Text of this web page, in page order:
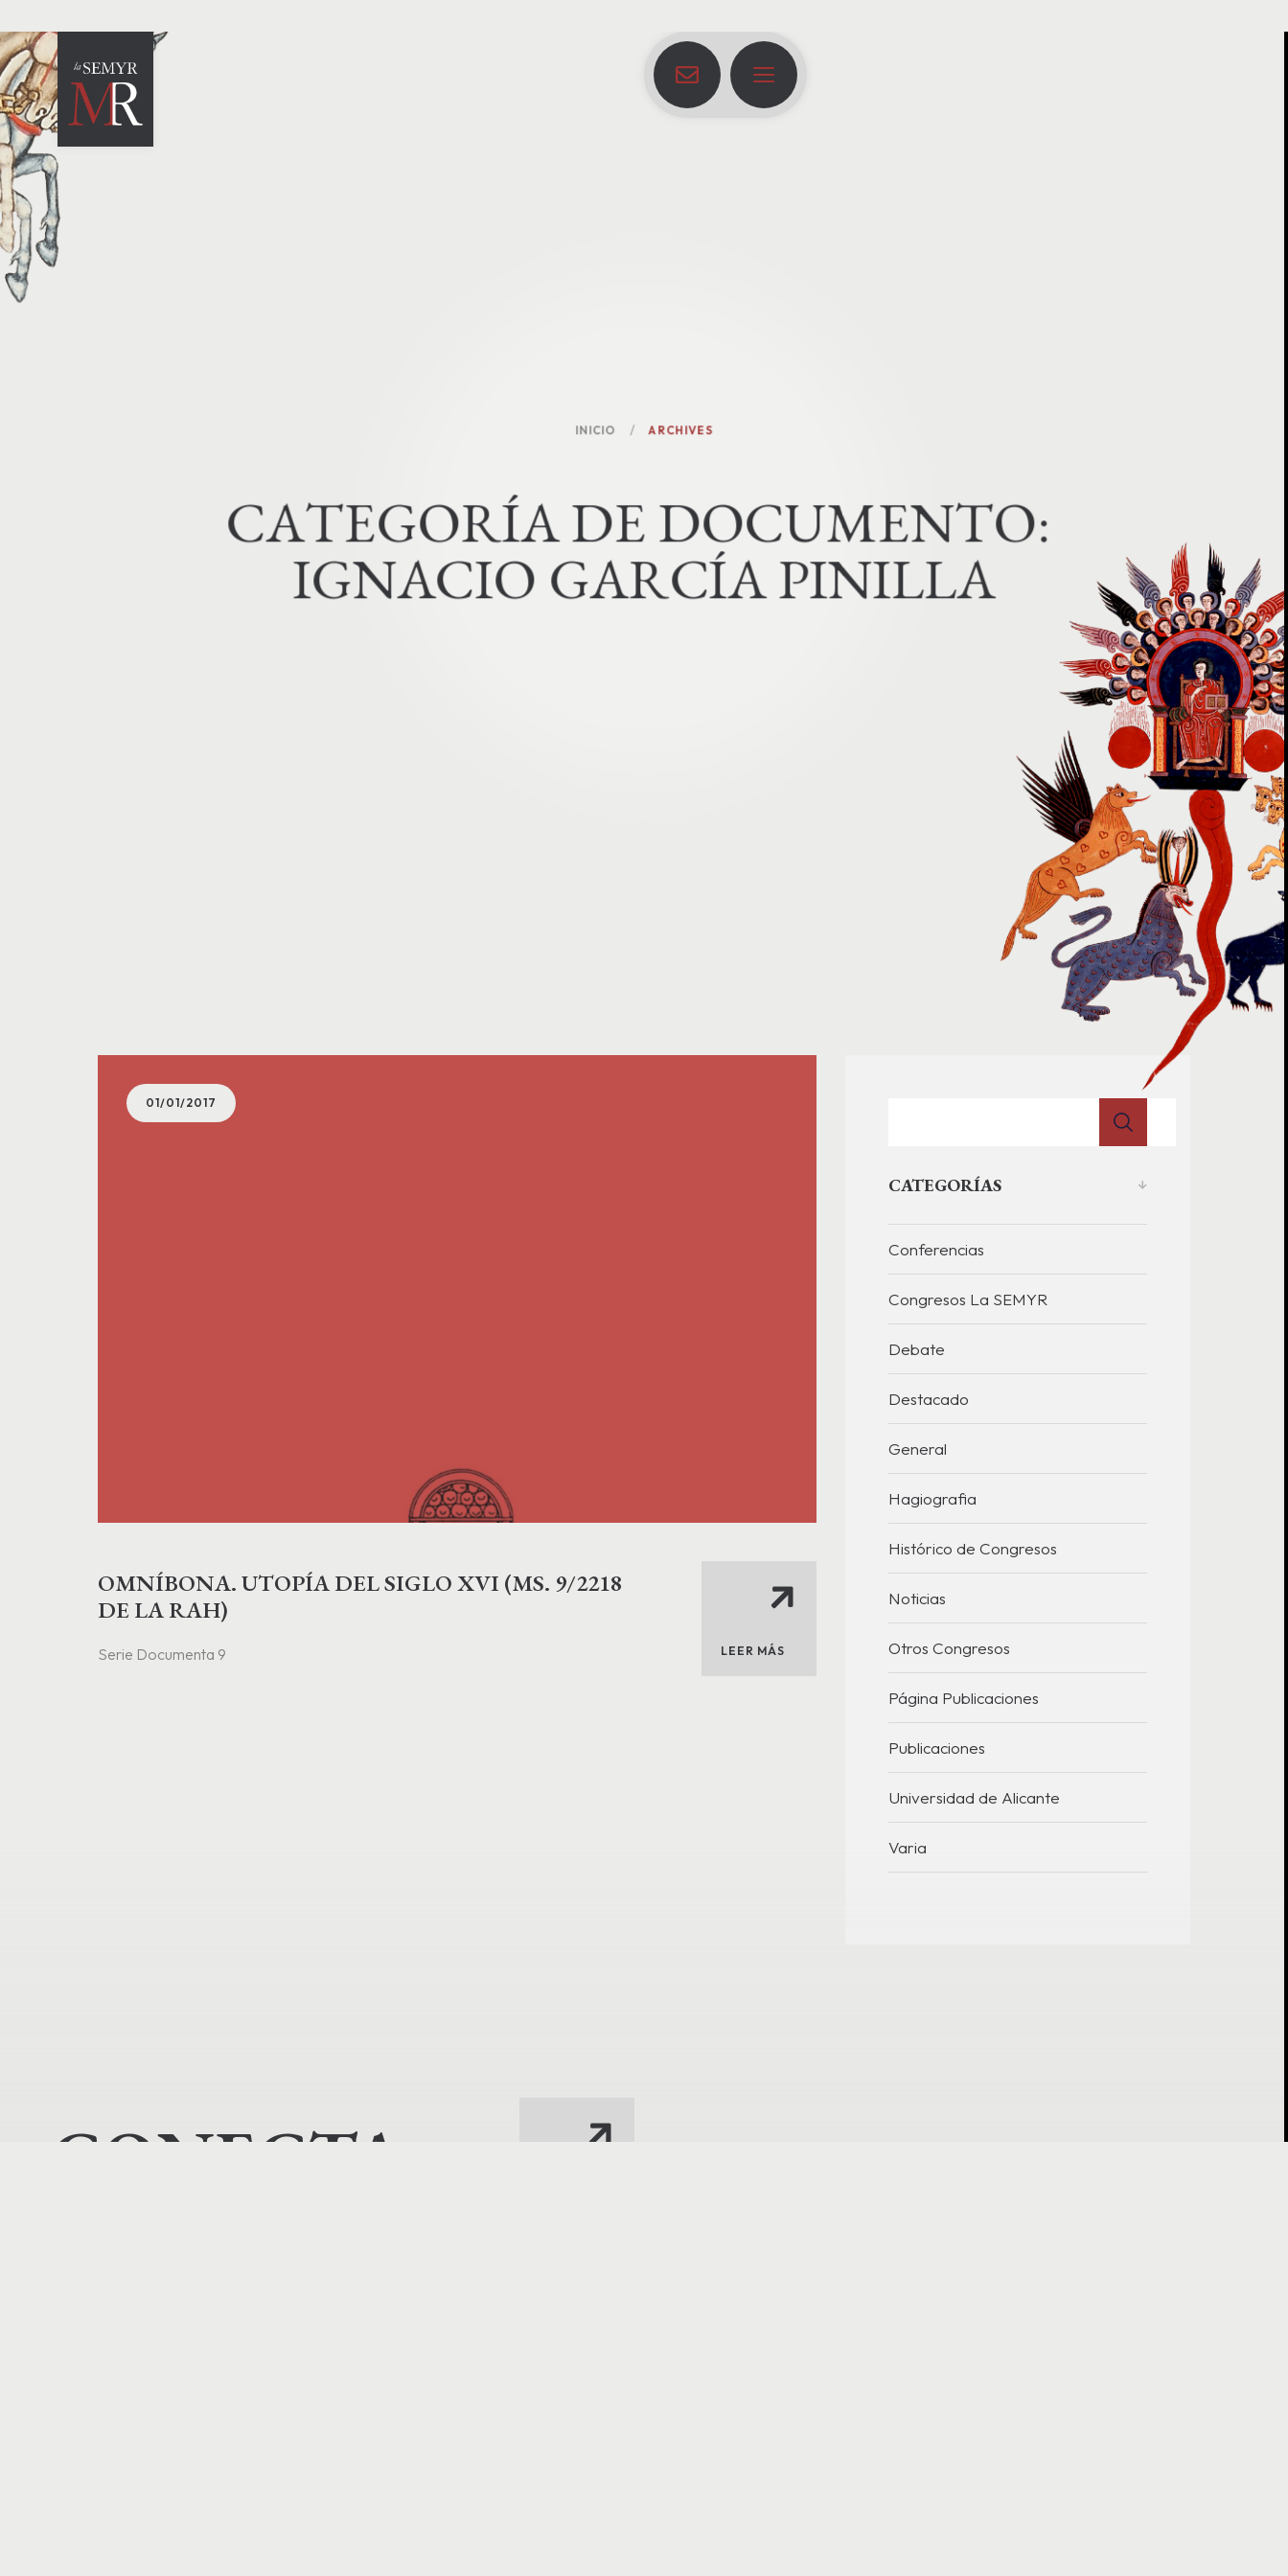
INICIO ARCHIVES
CATEGORÍADEDOCUMENTO:
IGNACIO GARCÍA PINILLA
01/01/2017
OMNÍBONA. UTOPÍA DEL SIGLO XVI (MS. 9/2218
DE LA RAH)
Serie Documenta 9 LEER MÁS
CATEGORÍAS
Conferencias
Congresos La SEMYR
Debate
Destacado
General
Hagiografia
Histórico de Congresos
Noticias
Otros Congresos
Página Publicaciones
Publicaciones
Universidad de Alicante
Varia